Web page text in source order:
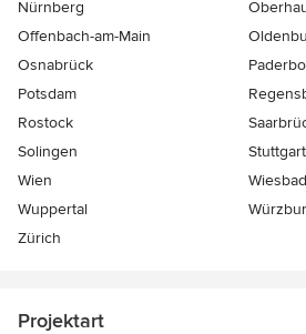
Nürnberg
Offenbach-am-Main
Osnabrück
Potsdam
Rostock
Solingen
Stuttgart
Wien
Wuppertal
Zürich
Projektart